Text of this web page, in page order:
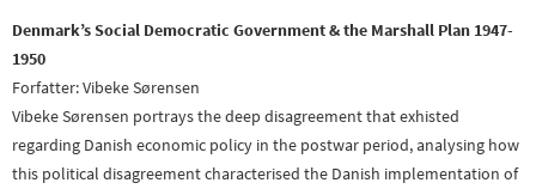
Denmark’s Social Democratic Government & the Marshall Plan 1947-
1950
Forfatter: Vibeke Sørensen
Vibeke Sørensen portrays the deep disagreement that exhisted
regarding Danish economic policy in the postwar period, analysing how
this political disagreement characterised the Danish implementation of